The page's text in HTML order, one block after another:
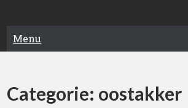
Menu
Categorie: oostakker